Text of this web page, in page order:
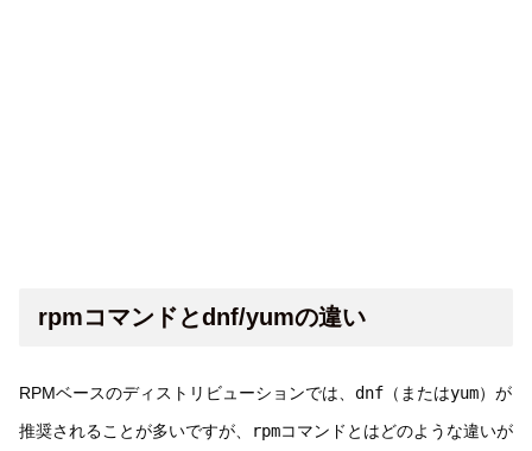
rpmコマンドとdnf/yumの違い
RPMベースのディストリビューションでは、 dnf （またはyum）が
推奨されることが多いですが、
rpmコマンドとはどのような違いが